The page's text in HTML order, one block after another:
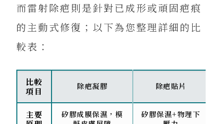
而雷射除疤則是針對已成形或頑固疤痕
的主動式修復；以下為您整理詳細的比
較表：
比較
項目
除疤凝膠 除疤貼片
主要
矽膠成膜保濕，模
矽膠保濕+物理下